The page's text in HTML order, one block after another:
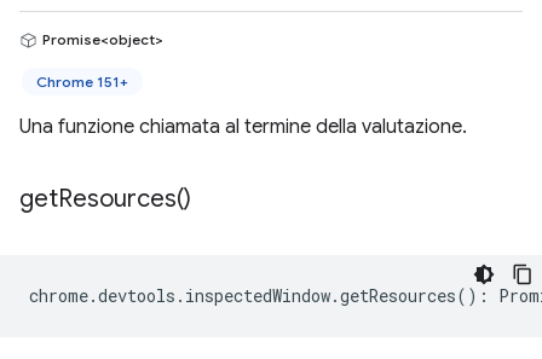
Promise<object>
Chrome 151+
Una funzione chiamata al termine della valutazione.
getResources()
chrome.devtools . inspectedWindow.getResources() :